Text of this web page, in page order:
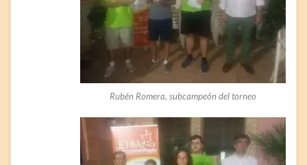
Rubén Romera, subcampeón del torneo